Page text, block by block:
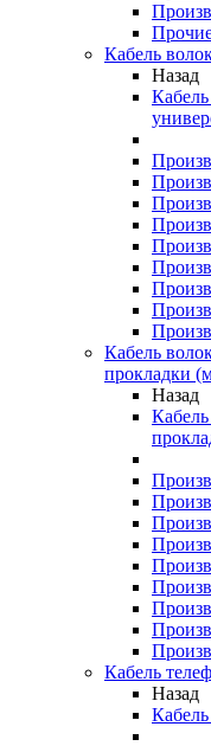
Кабель
Назад
Кабель
прокладки
Назад
Кабель
Назад